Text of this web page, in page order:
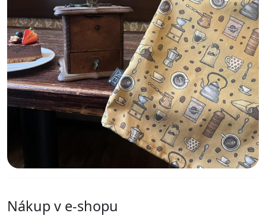
Nákup v e-shopu